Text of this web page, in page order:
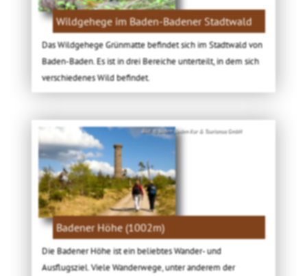
Wildgehege im Baden-Badener Stadtwald
Das Wildgehege Grünmatte befindet sich im Stadtwald von
Baden-Baden. Es ist in drei Bereiche unterteilt, in dem sich
verschiedenes Wild befindet.
Bild: © Baden-Baden Kur & Tourismus GmbH
Badener Höhe (1002m)
Die Badener Höhe ist ein beliebtes Wander- und
Ausflugsziel. Viele Wanderwege, unter anderem der